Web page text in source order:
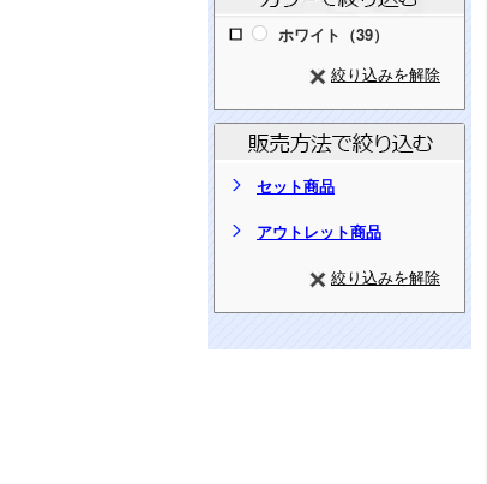
ホワイト（39）
絞り込みを解除
セット商品
アウトレット商品
絞り込みを解除